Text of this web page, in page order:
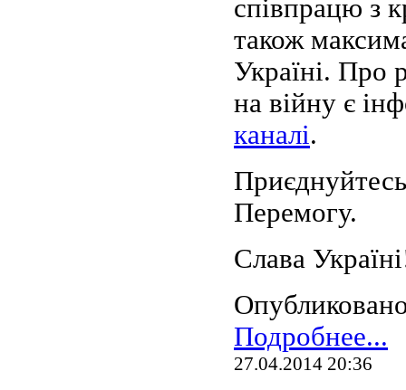
співпрацю з
також
Україні. Про
на війну є
каналі.
Перемогу.
Слава
Подробнее...
27.04.2014 20:36